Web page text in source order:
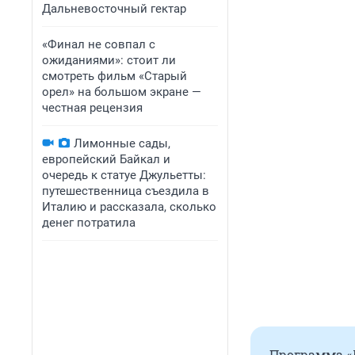
Дальневосточный гектар
«Финал не совпал с
ожиданиями»: стоит ли
смотреть фильм «Старый
орел» на большом экране —
честная рецензия
Лимонные сады,
европейский Байкал и
очередь к статуе Джульетты:
путешественница съездила в
Италию и рассказала, сколько
денег потратила